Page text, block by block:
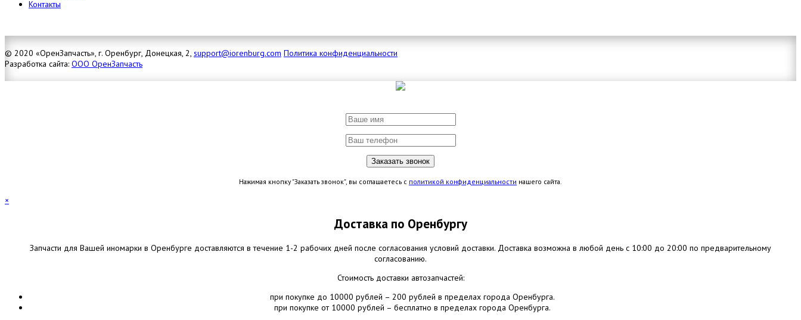
Контакты
© 2020 «ОренЗапчасть», г. Оренбург, Донецкая, 2, support@iorenburg.com Политика конфиденциальности
Разработка сайта: ООО ОренЗапчасть
Нажимая кнопку "Заказать звонок", вы соглашаетесь с политикой конфиденциальности нашего сайта.
×
Доставка по Оренбургу
Запчасти для Вашей иномарки в Оренбурге доставляются в течение 1-2 рабочих дней после согласования условий доставки. Доставка возможна в любой день с 10:00 до 20:00 по предварительному
согласованию.
Стоимость доставки автозапчастей:
при покупке до 10000 рублей – 200 рублей в пределах города Оренбурга.
при покупке от 10000 рублей – бесплатно в пределах города Оренбурга.